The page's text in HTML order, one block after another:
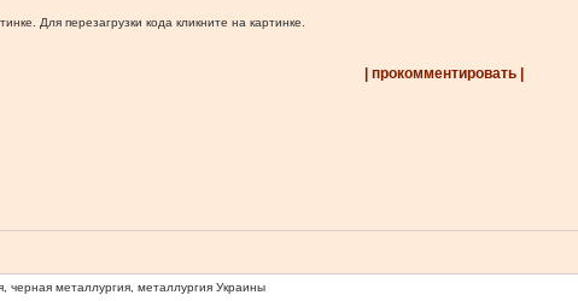
Для перезагрузки кода кликните на картинке.
| прокомментировать |
черная металлургия, металлургия Украины